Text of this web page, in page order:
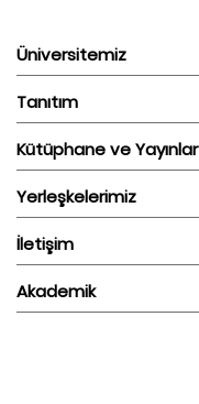
Üniversitemiz
Tanıtım
Kütüphane ve Yayınlar
Yerleşkelerimiz
İletişim
Akademik